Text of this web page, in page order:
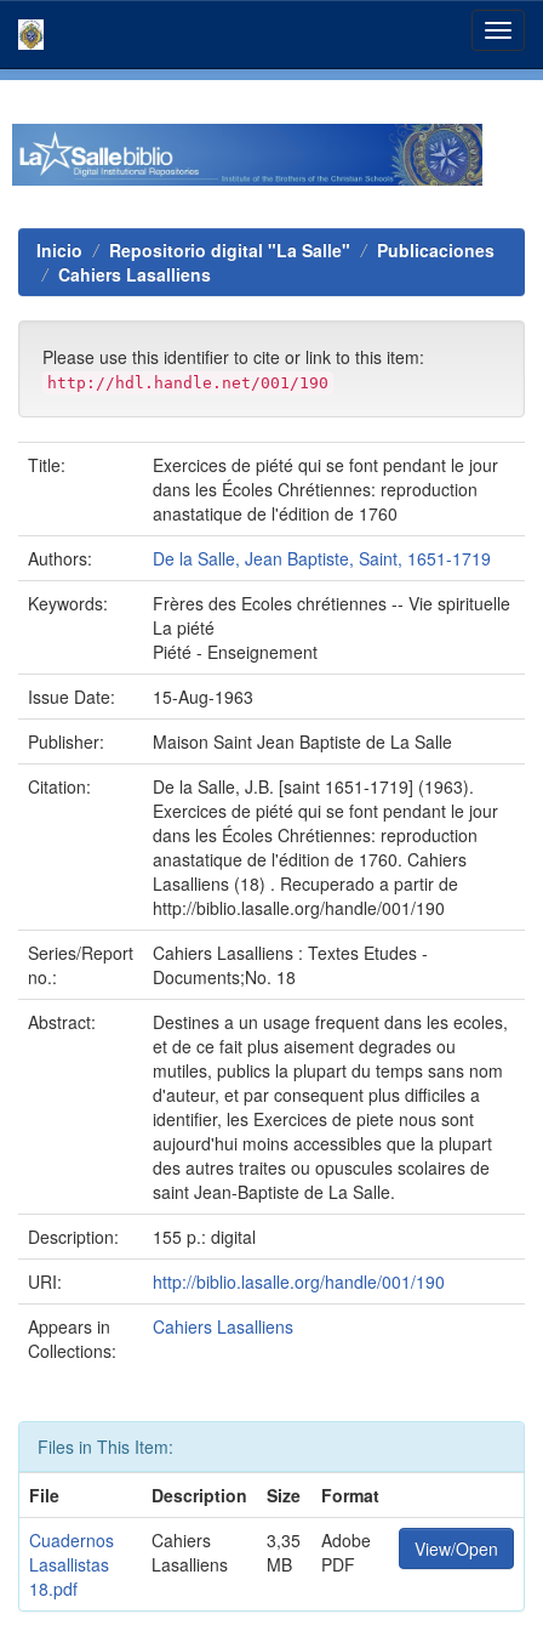
Inicio Repositorio digital "La Salle"
Publicaciones
Cahiers Lasalliens
Please use this identifier to cite or link to this item:
http://hdl.handle.net/001/190
Title:
Exercices de piété qui se font pendant le jour
dans les Écoles Chrétiennes: reproduction
anastatique de l'édition de 1760
Authors:
De la Salle, Jean Baptiste, Saint, 1651-1719
Keywords:
Frères des Ecoles chrétiennes -- Vie spirituelle
La piété
Piété - Enseignement
Issue Date:
15-Aug-1963
Publisher:
Maison Saint Jean Baptiste de La Salle
Citation:
De la Salle, J.B. [saint 1651-1719] (1963).
Exercices de piété qui se font pendant le jour
dans les Écoles Chrétiennes: reproduction
anastatique de l'édition de 1760. Cahiers
Lasalliens (18) . Recuperado a partir de
http://biblio.lasalle.org/handle/001/190
Series/Report
no.:
Cahiers Lasalliens : Textes Etudes -
Documents;No. 18
Abstract:
Destines a un usage frequent dans les ecoles,
et de ce fait plus aisement degrades ou
mutiles, publics la plupart du temps sans nom
d'auteur, et par consequent plus difficiles a
identifier, les Exercices de piete nous sont
aujourd'hui moins accessibles que la plupart
des autres traites ou opuscules scolaires de
saint Jean-Baptiste de La Salle.
Description:
155 p.: digital
URI:
http://biblio.lasalle.org/handle/001/190
Appears in
Collections:
Cahiers Lasalliens
Files in This Item:
File
Description Size
Format
Cuadernos
Lasallistas
18.pdf
Cahiers
Lasalliens
3,35
MB
Adobe
PDF
View/Open